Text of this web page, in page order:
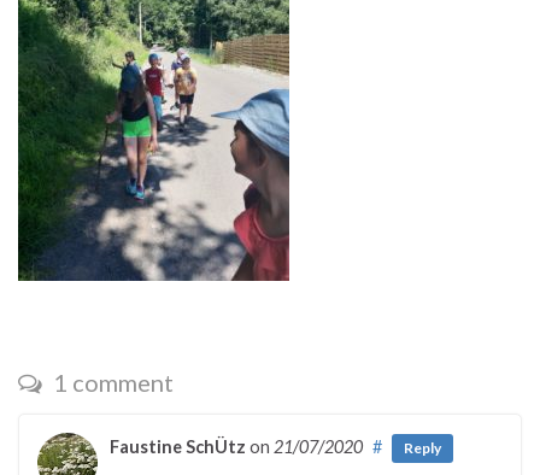
1 comment
Faustine SchÜtz on 21/07/2020 # Reply